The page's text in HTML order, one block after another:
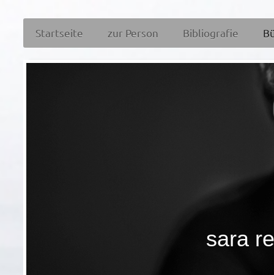
Startseite zur Person Bibliografie
sara